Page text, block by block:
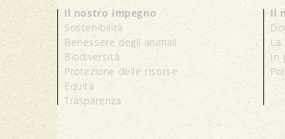
Il nostro impegno
Sostenibilità
Benessere degli animali
Biodiversità
Protezione delle risorse
Equità
Trasparenza
Il
La
In